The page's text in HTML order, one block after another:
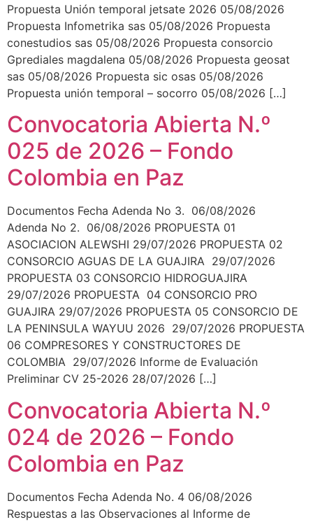
Propuesta Unión temporal jetsate 2026 05/08/2026
Propuesta Infometrika sas 05/08/2026 Propuesta
conestudios sas 05/08/2026 Propuesta consorcio
Gprediales magdalena 05/08/2026 Propuesta geosat
sas 05/08/2026 Propuesta sic osas 05/08/2026
Propuesta unión temporal – socorro 05/08/2026 […]
Convocatoria Abierta N.º
025 de 2026 – Fondo
Colombia en Paz
Documentos Fecha Adenda No 3. 06/08/2026
Adenda No 2. 06/08/2026 PROPUESTA 01
ASOCIACION ALEWSHI 29/07/2026 PROPUESTA 02
CONSORCIO AGUAS DE LA GUAJIRA 29/07/2026
PROPUESTA 03 CONSORCIO HIDROGUAJIRA
29/07/2026 PROPUESTA 04 CONSORCIO PRO
GUAJIRA 29/07/2026 PROPUESTA 05 CONSORCIO DE
LA PENINSULA WAYUU 2026 29/07/2026 PROPUESTA
06 COMPRESORES Y CONSTRUCTORES DE
COLOMBIA 29/07/2026 Informe de Evaluación
Preliminar CV 25-2026 28/07/2026 […]
Convocatoria Abierta N.º
024 de 2026 – Fondo
Colombia en Paz
Documentos Fecha Adenda No. 4 06/08/2026
Respuestas a las Observaciones al Informe de